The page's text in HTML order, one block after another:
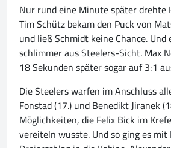
Nur rund eine Minute später drehte
Tim Schütz bekam den Puck von
und ließ Schmidt keine Chance. Und
schlimmer aus Steelers-Sicht. Max
18 Sekunden später sogar auf 3:1
Die Steelers warfen im Anschluss
Fonstad (17.) und Benedikt Jiranek
Möglichkeiten, die Felix Bick im
vereiteln wusste. Und so ging es mit